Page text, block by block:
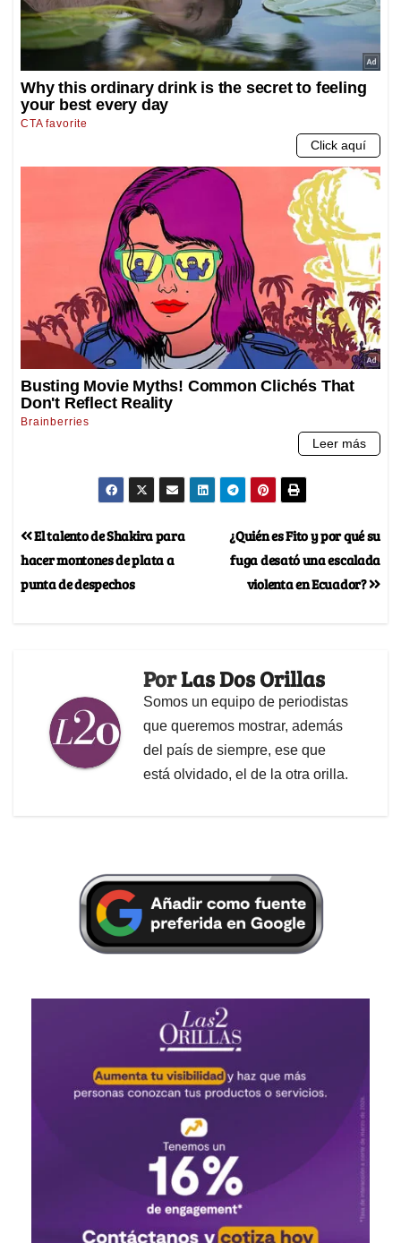
¿Quién es Fito y por qué su
fuga desató una escalada
violenta en Ecuador?
El talento de Shakira para
hacer montones de plata a
punta de despechos
PorLas Dos Orillas
Somos un equipo de periodistas
que queremos mostrar, además
del país de siempre, ese que
está olvidado, el de la otra orilla.